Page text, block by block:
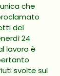
che
del
24
lavoro è
svolte sul